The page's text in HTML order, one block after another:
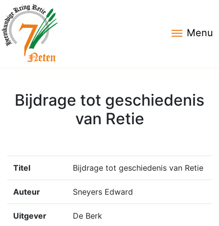
Menu
Bijdrage tot geschiedenis
van Retie
Titel Bijdrage tot geschiedenis van Retie
Auteur Sneyers Edward
Uitgever De Berk